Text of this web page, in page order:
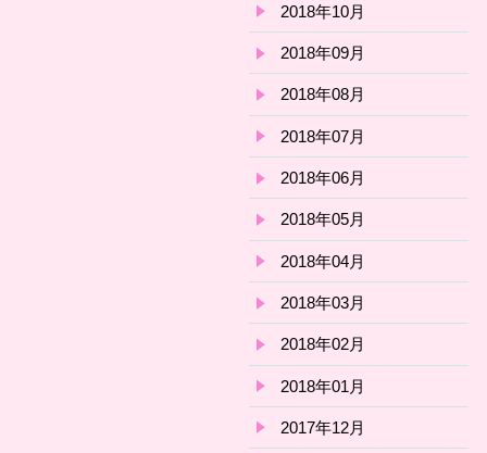
2018年10月
2018年09月
2018年08月
2018年07月
2018年06月
2018年05月
2018年04月
2018年03月
2018年02月
2018年01月
2017年12月